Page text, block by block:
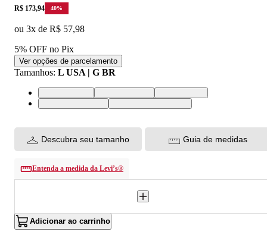
Price:
R$ 173,94 40%
ou 3x de R$ 57,98
5% OFF no Pix
Ver opções de parcelamento
Tamanhos: L USA | G BR
L USA | G BRM USA | M BRS USA | P BR
XL USA | GG BRXXL USA | EGG BR
Descubra seu tamanho Guia de medidas
Entenda a medida da Levi’s®
Adicionar ao carrinho